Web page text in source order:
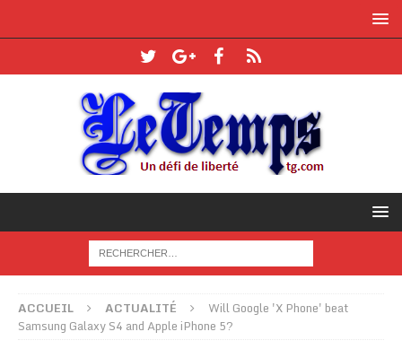
ACCUEIL ACTUALITÉ
Will Google 'X Phone' beat
Samsung Galaxy S4 and Apple iPhone 5?